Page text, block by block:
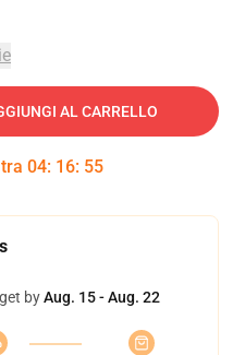
AL CARRELLO
04: 16: 54
byAug. 15 - Aug. 22